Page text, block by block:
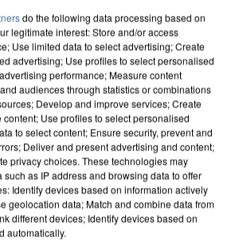
DE-FRANCE LANCE UN ÉLAN
AVEC LES...
do the following data processing based on
legitimate interest: Store and/or access
Use limited data to select advertising; Create
advertising; Use profiles to select personalised
performance; Measure content
audiences through statistics or combinations
Develop and improve services; Create
Use profiles to select personalised
to select content; Ensure security, prevent and
Deliver and present advertising and content;
privacy choices. These technologies may
as IP address and browsing data to offer
Identify devices based on information actively
geolocation data; Match and combine data from
different devices; Identify devices based on
automatically.